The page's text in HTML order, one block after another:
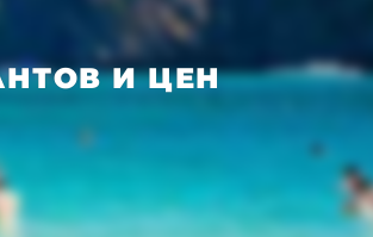
И ЦЕН